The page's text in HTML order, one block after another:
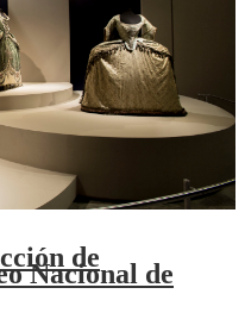
de
Nacional de